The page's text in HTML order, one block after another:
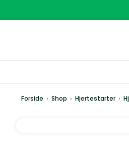
Forside › Shop › Hjertestarter ›